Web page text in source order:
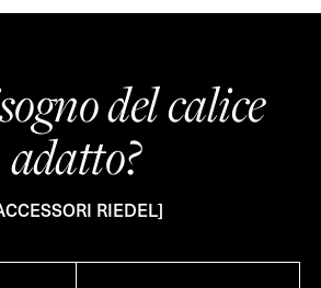
del calice
adatto?
RIEDEL]